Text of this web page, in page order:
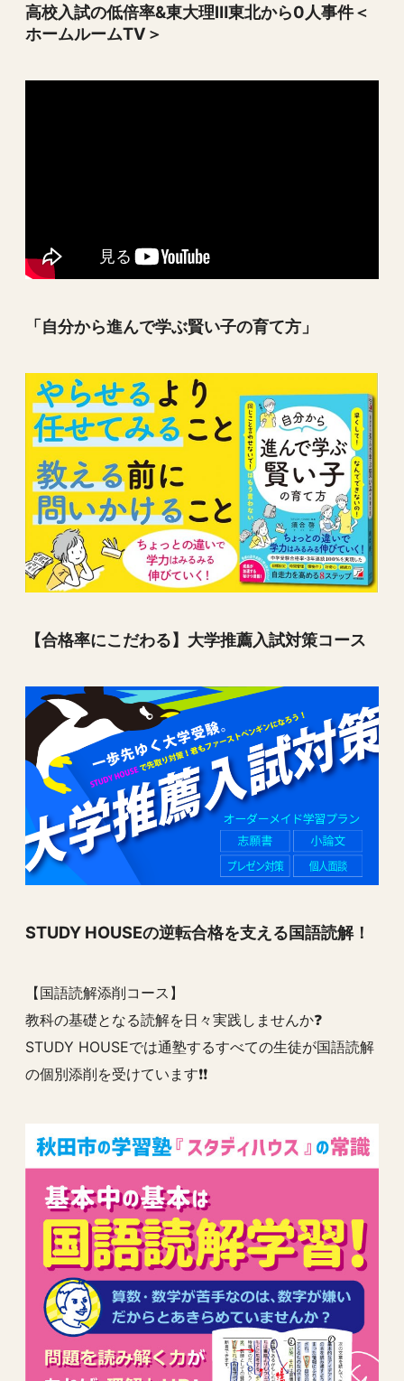
高校入試の低倍率&東大理Ⅲ東北から0人事件＜
ホームルームTV＞
「自分から進んで学ぶ賢い子の育て方」
【合格率にこだわる】大学推薦入試対策コース
STUDY HOUSEの逆転合格を支える国語読解！
【国語読解添削コース】
教科の基礎となる読解を日々実践しませんか❓
STUDY HOUSEでは通塾するすべての生徒が国語読解
の個別添削を受けています❗️❗️